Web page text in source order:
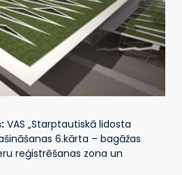
VAS „Starptautiskā lidosta
6.kārta – bagāžas
reģistrēšanas zona un